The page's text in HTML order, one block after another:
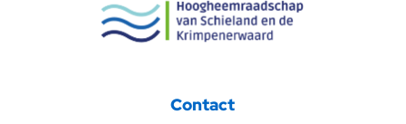
Contact